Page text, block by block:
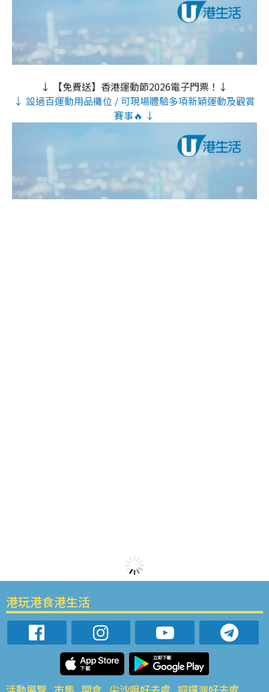
↓ 【免費送】香港運動節2026電子門票！↓
↓ 設過百運動用品攤位 / 可現場體驗多項新穎運動及觀賞
賽事🔥 ↓
港玩港食港生活